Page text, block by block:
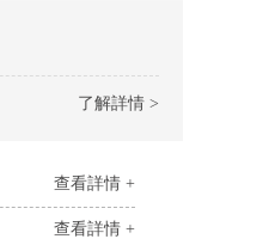
了解詳情 >
查看詳情 +
查看詳情 +